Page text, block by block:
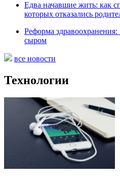
Едва начавшие жить: как
которых отказались
Реформа
сыром
все новости
Технологии